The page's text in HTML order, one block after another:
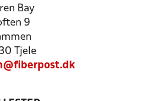
Bay
9
Tjele